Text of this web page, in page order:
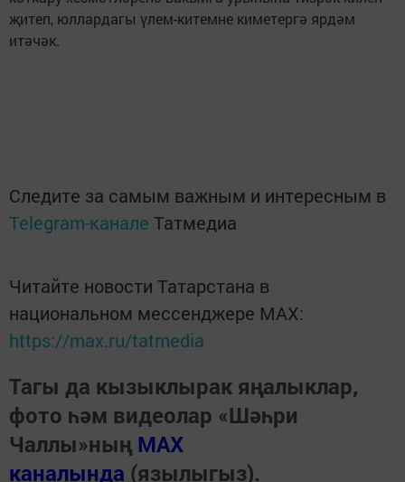
җитеп, юллардагы үлем-китемне киметергә ярдәм
итәчәк.
Следите за самым важным и интересным в
Telegram-канале Татмедиа
Читайте новости Татарстана в
национальном мессенджере MАХ:
https://max.ru/tatmedia
Тагы да кызыклырак яңалыклар,
фото һәм видеолар «Шәһри
Чаллы»ның MAX
каналында (язылыгыз).